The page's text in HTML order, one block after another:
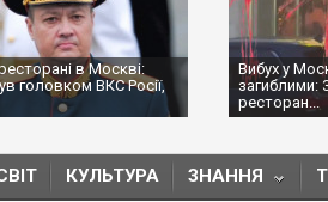
в Москві:
головком ВКС Росії,
Вибух у
загиблими:
ресторан...
КУЛЬТУРА ЗНАННЯ